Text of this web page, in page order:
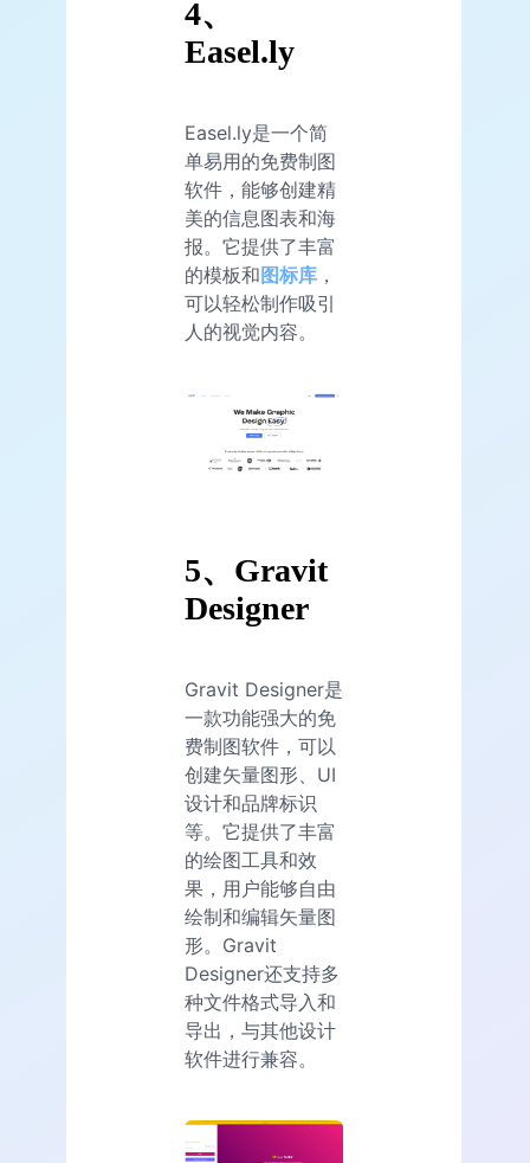
4、
Easel.ly
Easel.ly是一个简
单易用的免费制图
软件，能够创建精
美的信息图表和海
报。它提供了丰富
的模板和图标库 ，
可以轻松制作吸引
人的视觉内容。
5、Gravit
Designer
Gravit Designer是
一款功能强大的免
费制图软件，可以
创建矢量图形、UI
设计和品牌标识
等。它提供了丰富
的绘图工具和效
果，用户能够自由
绘制和编辑矢量图
形。Gravit
Designer还支持多
种文件格式导入和
导出，与其他设计
软件进行兼容。